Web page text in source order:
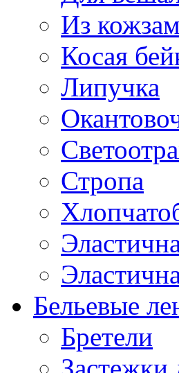
Из
Косая
Липучка
Стропа
Бельевые
Бретели